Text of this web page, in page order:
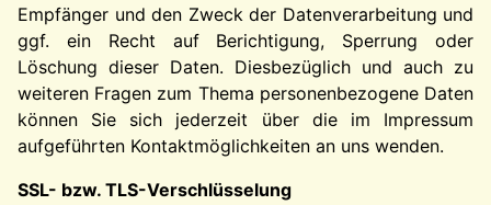
Empfänger und den Zweck der Datenverarbeitung und
ggf. ein Recht auf Berichtigung, Sperrung oder
Löschung dieser Daten. Diesbezüglich und auch zu
weiteren Fragen zum Thema personenbezogene Daten
können Sie sich jederzeit über die im Impressum
aufgeführten Kontaktmöglichkeiten an uns wenden.
SSL- bzw. TLS-Verschlüsselung